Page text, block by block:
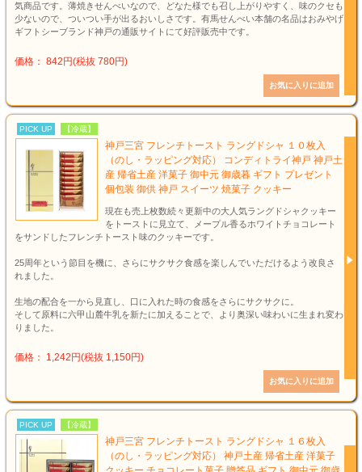
気商品です。薄焼きせんべいなので、どなた様でも召し上がりやすく、味のクセも
少ないので、ついつい手が出るおいしさです。有馬せんべい本舗の名品はおみやげ
ギフトシーブランド神戸の通販サイトにて好評販売中です。
価格： 842円(税抜 780円)
PICK UP 【冷蔵】
神戸三宮 フレンチトースト ラングドシャ １０枚入
（のし・ラッピング対応） コンディトライ神戸 神戸土
産 帰省土産 洋菓子 御中元 御歳暮 ギフト プレゼント
個包装 御供 神戸 スイーツ 焼菓子 クッキー
現在も売上枚数続々更新中の大人気ラングドシャクッキー
をトーストに見立て、メープル香るホワイトチョコレート
をサンドしたフレンチトースト味のクッキーです。
25周年という節目を機に、さらにサクサク食感を楽しんでいただけるよう改良さ
れました。
生地の配合を一から見直し、口に入れた時の食感をさらにサクサクに。
そして原料に六甲山麓牛乳を新たに加えることで、より奥深い味わいに生まれ変わ
りました。
価格： 1,242円(税抜 1,150円)
PICK UP 【冷蔵】
神戸三宮 フレンチトースト ラングドシャ １６枚入
（のし・ラッピング対応） 神戸土産 帰省土産 洋菓子